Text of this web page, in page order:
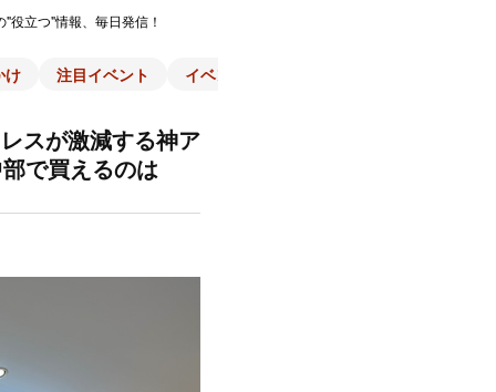
"役立つ"情報、毎日発信！
け 注目イベント イベント一覧
スが激減する神ア
で買えるのは